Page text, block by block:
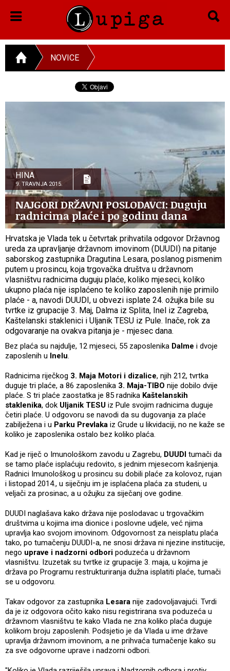
NOVICE
HINA
9. TRAVNJA 2015.
NAJGORI DRŽAVNI POSLODAVCI: Duguju
radnicima plaće i po godinu dana
Hrvatska je Vlada tek u četvrtak prihvatila odgovor Državnog
ureda za upravljanje državnom imovinom (DUUDI) na pitanje
saborskog zastupnika Dragutina Lesara, poslanog pismenim
putem u prosincu, koja trgovačka društva u državnom
vlasništvu radnicima duguju plaće, koliko mjeseci, koliko
ukupno plaća nije isplaćeno te koliko zaposlenih nije primilo
plaće - a, navodi DUUDI, u obvezi isplate 24. ožujka bile su
tvrtke iz grupacije 3. Maj, Dalma iz Splita, Inel iz Zagreba,
Kaštelanski staklenici i Uljanik TESU iz Pule. Inače, rok za
odgovaranje na ovakva pitanja je - mjesec dana.
Bez plaća su najdulje, 12 mjeseci, 55 zaposlenika Dalme i dvoje
zaposlenih u Inelu.
Radnicima riječkog 3. Maja Motori i dizalice, njih 212, tvrtka
duguje tri plaće, a 86 zaposlenika 3. Maja-TIBO nije dobilo dvije
plaće. S tri plaće zaostatka je 85 radnika Kaštelanskih
staklenika, dok Uljanik TESU iz Pule svojim radnicima duguje
četiri plaće. U odgovoru se navodi da su dugovanja za plaće
zabilježena i u Parku Prevlaka iz Grude u likvidaciji, no ne kaže se
koliko je zaposlenika ostalo bez koliko plaća.
Kad je riječ o Imunološkom zavodu u Zagrebu, DUUDI tumači da
se tamo plaće isplaćuju redovito, s jednim mjesecom kašnjenja.
Radnici Imunološkog u prosincu su dobili plaće za kolovoz, rujan
i listopad 2014., u siječnju im je isplaćena plaća za studeni, u
veljači za prosinac, a u ožujku za siječanj ove godine.
DUUDI naglašava kako država nije poslodavac u trgovačkim
društvima u kojima ima dionice i poslovne udjele, već njima
upravlja kao svojom imovinom. Odgovornost za neisplatu plaća
tako, po tumačenju DUUDI-a, ne snosi država ni njezine institucije,
nego uprave i nadzorni odbori poduzeća u državnom
vlasništvu. Izuzetak su tvrtke iz grupacije 3. maja, u kojima je
država po Programu restrukturiranja dužna isplatiti plaće, tumači
se u odgovoru.
Takav odgovor za zastupnika Lesara nije zadovoljavajući. Tvrdi
da je iz odgovora očito kako nisu registrirana sva poduzeća u
državnom vlasništvu te kako Vlada ne zna koliko plaća duguje
kolikom broju zaposlenih. Podsjetio je da Vlada u ime države
upravlja državnom imovinom, a ne prihvaća tumačenje kako su
za sve odgovorne uprave i nadzorni odbori.